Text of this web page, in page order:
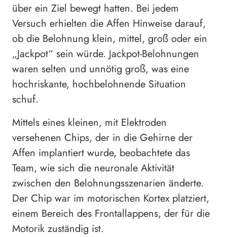
über ein Ziel bewegt hatten. Bei jedem
Versuch erhielten die Affen Hinweise darauf,
ob die Belohnung klein, mittel, groß oder ein
„Jackpot“ sein würde. Jackpot-Belohnungen
waren selten und unnötig groß, was eine
hochriskante, hochbelohnende Situation
schuf.
Mittels eines kleinen, mit Elektroden
versehenen Chips, der in die Gehirne der
Affen implantiert wurde, beobachtete das
Team, wie sich die neuronale Aktivität
zwischen den Belohnungsszenarien änderte.
Der Chip war im motorischen Kortex platziert,
einem Bereich des Frontallappens, der für die
Motorik zuständig ist.